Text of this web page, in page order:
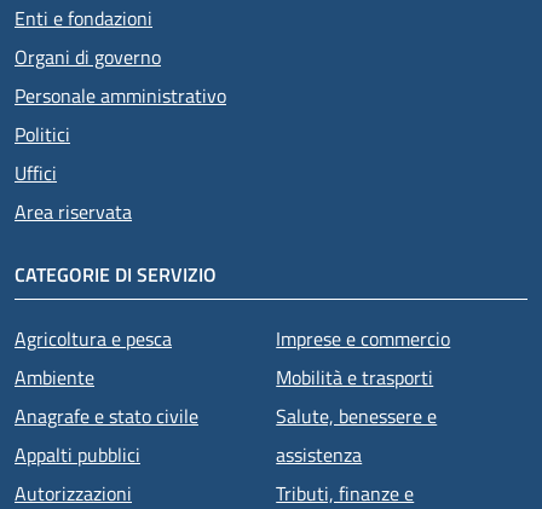
Enti e fondazioni
Organi di governo
Personale amministrativo
Politici
Uffici
Area riservata
CATEGORIE DI SERVIZIO
Agricoltura e pesca
Ambiente
Anagrafe e stato civile
Appalti pubblici
Autorizzazioni
Imprese e commercio
Mobilità e trasporti
Salute, benessere e
assistenza
Tributi, finanze e